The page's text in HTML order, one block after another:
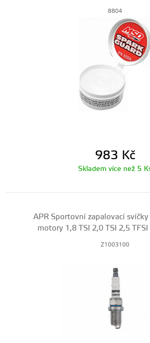
8804
983 Kč
Skladem více než 5
APR Sportovní zapalovací
motory 1,8 TSI 2,0 TSI 2,5
Z1003100